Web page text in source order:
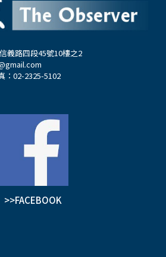
義路四段45號10樓之2
：02-2325-5102
>>FACEBOOK